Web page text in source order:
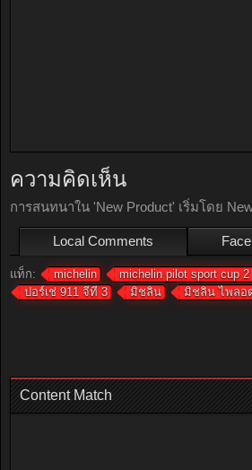
ความคิดเห็น
การสนทนาใน 'New Product' เริ่มโดย
Local Comments
แท็ก: michelin michelin pilot sport cup 2
ปอร์เช่ 911 จีที 3
มิชลิน มิชลิน ไพลอ
Content Match